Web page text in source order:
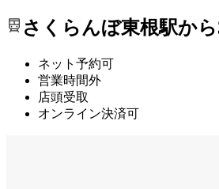
さくらんぼ東根駅から
ネット予約可
営業時間外
店頭受取
オンライン決済可